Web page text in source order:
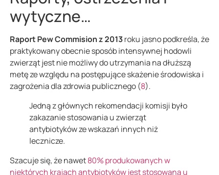
wytyczne…
Raport Pew Commision z 2013roku jasno podkreśla, że
praktykowany obecnie sposób intensywnej hodowli
zwierząt jest nie możliwy do utrzymania na dłuższą
metę ze względu na postępujące skażenie środowiska i
zagrożenia dla zdrowia publicznego (8).
Jedną z głównych rekomendacji komisji było
zakazanie stosowania u zwierząt
antybiotyków ze wskazań innych niż
lecznicze.
Szacuje się, że nawet80% produkowanych w
niektórych krajach antybiotyków jest stosowana u